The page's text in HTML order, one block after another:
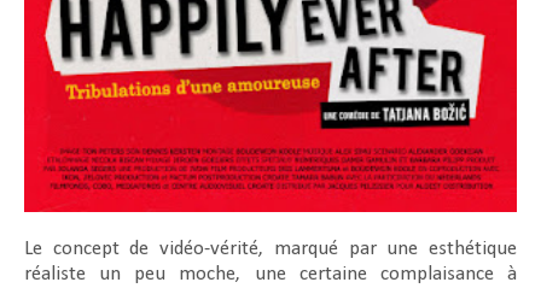
Le concept de vidéo-vérité, marqué par une esthétique
réaliste un peu moche, une certaine complaisance à